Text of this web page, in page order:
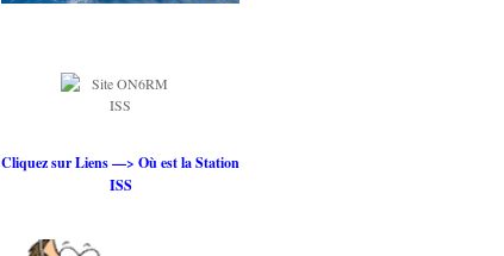
Cliquez sur Liens —> Où est la Station
ISS